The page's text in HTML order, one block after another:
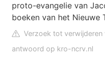
proto-evangelie van
boeken van het Nieuwe
Verzoek tot verwijderen
antwoord op kro-ncrv.nl